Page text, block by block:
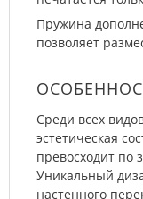
Пружина
позволяет
Среди всех
эстетическая
превосходит по
Уникальный
настенного